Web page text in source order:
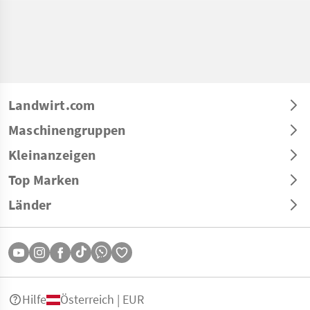
Landwirt.com
Maschinengruppen
Kleinanzeigen
Top Marken
Länder
Hilfe Österreich | EUR